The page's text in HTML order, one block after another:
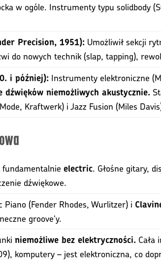
w ogóle. Instrumenty typu solidbody
Precision, 1951): Umożliwił sekcji
do nowych technik (slap, tapping),
i później): Instrumenty elektroniczne
dźwięków niemożliwych akustycznie.
Kraftwerk) i Jazz Fusion (Miles
fundamentalnie electric. Głośne gitary,
dźwiękowe.
Piano (Fender Rhodes, Wurlitzer) i
groove’y.
niemożliwe bez elektryczności.
komputery – jest elektroniczna, co